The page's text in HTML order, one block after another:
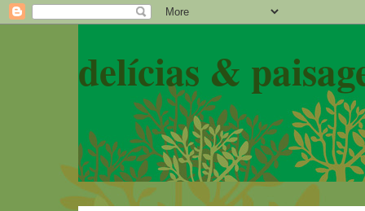
delícias &